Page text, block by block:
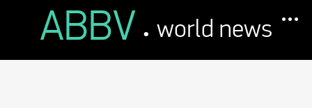
ABBV . world news